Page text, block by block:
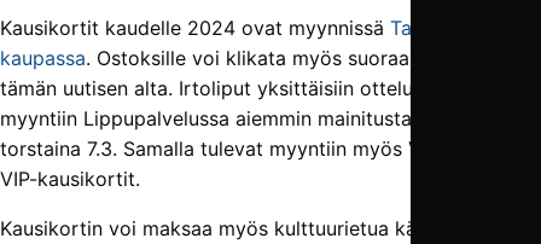
Kausikortit kaudelle 2024 ovat myynnissä TamU-
kaupassa. Ostoksille voi klikata myös suoraan napeista
tämän uutisen alta. Irtoliput yksittäisiin otteluihin tulevat
myyntiin Lippupalvelussa aiemmin mainitusta poiketen
torstaina 7.3. Samalla tulevat myyntiin myös VIP-liput ja
VIP-kausikortit.
Kausikortin voi maksaa myös kulttuurietua käyttäen